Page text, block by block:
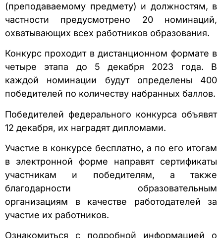
(преподаваемому предмету) и должностям, в
частности предусмотрено 20 номинаций,
охватывающих всех работников образования.
Конкурс проходит в дистанционном формате в
четыре этапа до 5 декабря 2023 года. В
каждой номинации будут определены 400
победителей по количеству набранных баллов.
Победителей федерального конкурса объявят
12 декабря, их наградят дипломами.
Участие в конкурсе бесплатно, а по его итогам
в электронной форме направят сертификаты
участникам и победителям, а также
благодарности образовательным
организациям в качестве работодателей за
участие их работников.
Ознакомиться с подробной информацией о